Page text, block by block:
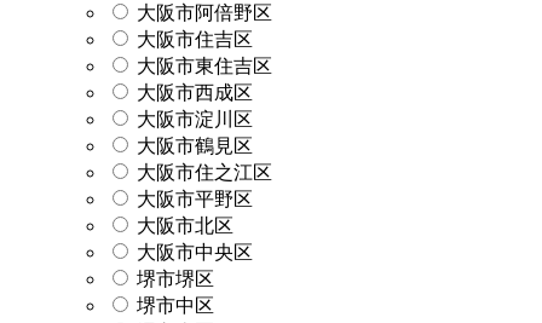
大阪市阿倍野区
大阪市住吉区
大阪市東住吉区
大阪市西成区
大阪市淀川区
大阪市鶴見区
大阪市住之江区
大阪市平野区
大阪市北区
大阪市中央区
堺市堺区
堺市中区